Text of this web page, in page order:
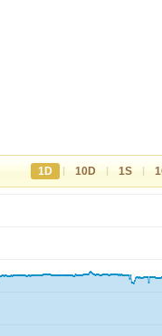
1D | 10D | 1S |